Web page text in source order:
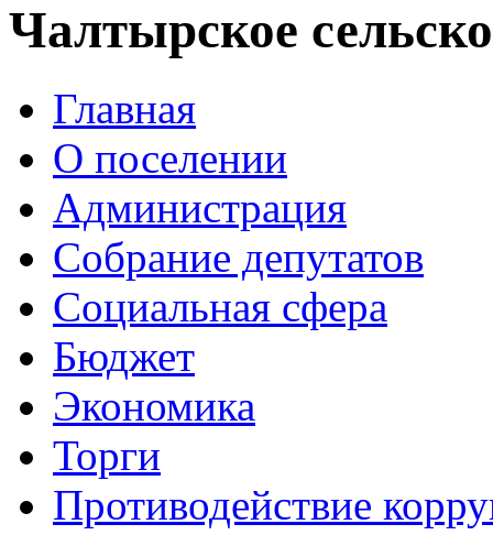
Чалтырское
Главная
О поселении
Администрация
Собрание депутатов
Социальная сфера
Бюджет
Экономика
Торги
Противодействие